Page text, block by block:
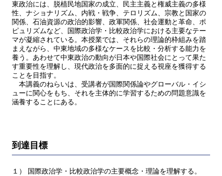
東政治には、脱植民地国家の成立、民主主義と権威主義の多様
性、ナショナリズム、内戦・戦争、テロリズム、宗教と国家の
関係、石油資源の政治的影響、政軍関係、社会運動と革命、ポ
ピュリズムなど、国際政治学・比較政治学における主要なテー
マが凝縮されている。本授業では、それらの理論的枠組みを踏
まえながら、中東地域の多様なケースを比較・分析する能力を
養う。あわせて中東政治の動向が日本や国際社会にとって果た
す重要性を理解し、現代政治を多面的に捉える視座を獲得する
ことを目指す。
本講義のねらいは、受講者が国際関係論やグローバル・イシ
ューに関心をもち、それを主体的に学習するための問題意識を
涵養することにある。
到達目標
１） 国際政治学・比較政治学の主要概念・理論を理解する。